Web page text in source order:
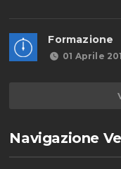
Formazione
01 Aprile
Navigazione